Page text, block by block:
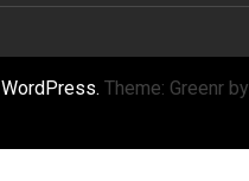
WordPress. Theme: Greenr by